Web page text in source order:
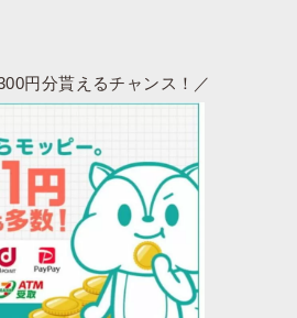
円分貰えるチャンス！／